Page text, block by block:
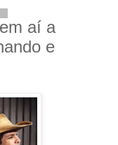
aí a
e